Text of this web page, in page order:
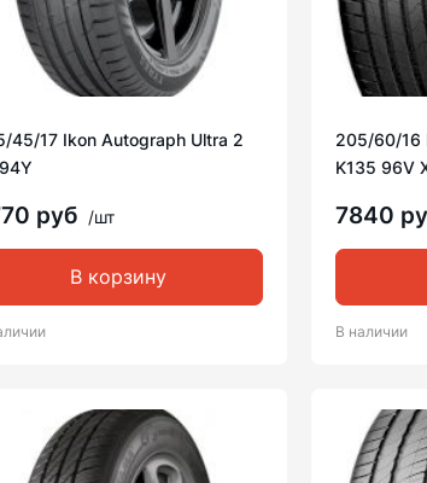
45/17 Ikon Autograph Ultra 2
руб /шт
В корзину
205/60/16
K135 96V
7840
В наличии